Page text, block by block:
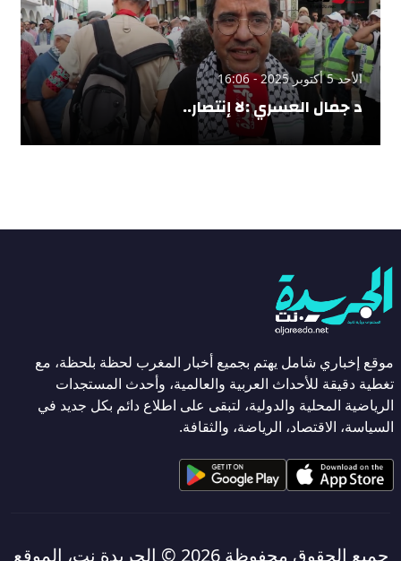
الأحد 5 أكتوبر 2025 - 16:06
د جمال العسري :لا إنتصار..
موقع إخباري شامل يهتم بجميع أخبار المغرب لحظة بلحظة، مع
تغطية دقيقة للأحداث العربية والعالمية، وأحدث المستجدات
الرياضية المحلية والدولية، لتبقى على اطلاع دائم بكل جديد في
السياسة، الاقتصاد، الرياضة، والثقافة.
جميع الحقوق محفوظة 2026 © الجريدة نت، الموقع